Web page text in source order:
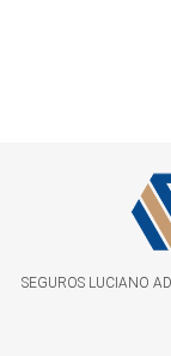
SEGUROS LUCIANO